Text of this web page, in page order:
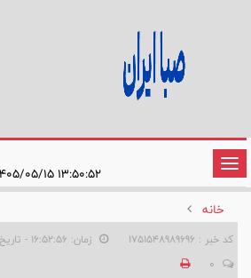
تغییر
وضعیت
ناوبری
خانه
کد خبر : 1751548989696 زمان: ۱۶:۵۲:۵۶ - تاریخ: ۱۴۰۴/۰۴/۱۲
0